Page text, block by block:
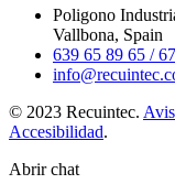
Poligono
Vallbona, Spain
639 65 89 65 /
© 2023 Recuintec.
Accesibilidad.
Abrir chat